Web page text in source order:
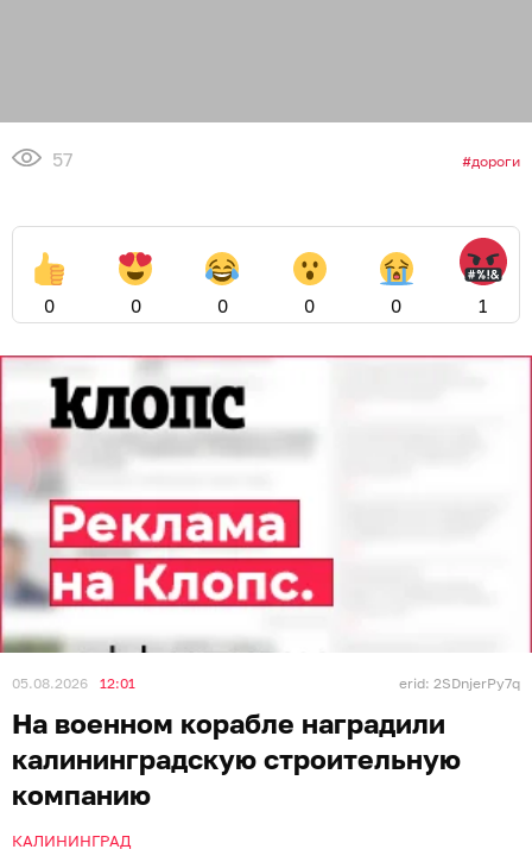
57 дороги
0 0 0 0 0 1
05.08.2026 12:01 erid: 2SDnjerPy7q
На военном корабле наградили
калининградскую строительную
компанию
КАЛИНИНГРАД